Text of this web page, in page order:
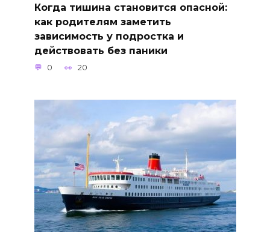
Когда тишина становится опасной:
как родителям заметить
зависимость у подростка и
действовать без паники
0 20